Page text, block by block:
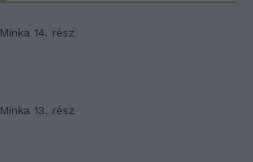
Minka 14. rész
Minka 13. rész